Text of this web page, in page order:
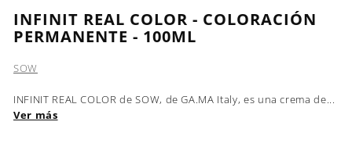
INFINIT REAL COLOR - COLORACIÓN
PERMANENTE - 100ML
SOW
INFINIT REAL COLOR de SOW, de GA.MA Italy, es una crema de...
Ver más